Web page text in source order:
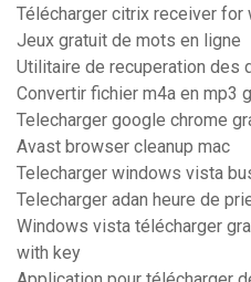
Télécharger citrix receiver for
Jeux gratuit de mots en ligne
Utilitaire de recuperation des
Convertir fichier m4a en mp3
Telecharger google chrome
Avast browser cleanup mac
Telecharger windows vista
Telecharger adan heure de
Windows vista télécharger
with key